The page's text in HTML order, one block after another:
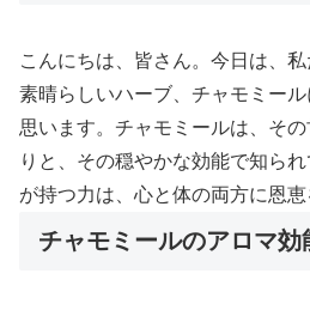
こんにちは、皆さん。今日は、
素晴らしいハーブ、チャモミー
思います。チャモミールは、そ
りと、その穏やかな効能で知ら
が持つ力は、心と体の両方に恩恵
チャモミールのアロマ効